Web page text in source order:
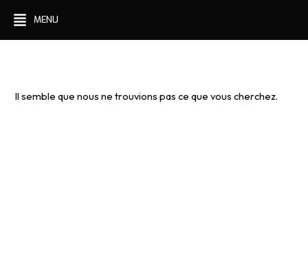
contenu
MENU
Il semble que nous ne trouvions pas ce que vous cherchez.